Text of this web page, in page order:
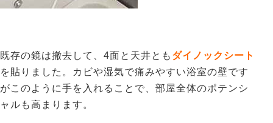
既存の鏡は撤去して、4面と天井とも ダイノックシート
を貼りました。カビや湿気で痛みやすい浴室の壁です
がこのように手を入れることで、部屋全体のポテンシ
ャルも高まります。